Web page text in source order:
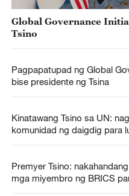
Global Governance
Tsino
Pagpapatupad ng Global
bise presidente ng Tsina
Kinatawang Tsino sa UN:
komunidad ng daigdig para
Premyer Tsino:
mga miyembro ng BRICS